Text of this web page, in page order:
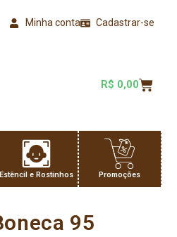
Cadastrar-se
Minha conta
R$ 0,00
Estêncil e Rostinhos Promoções
95